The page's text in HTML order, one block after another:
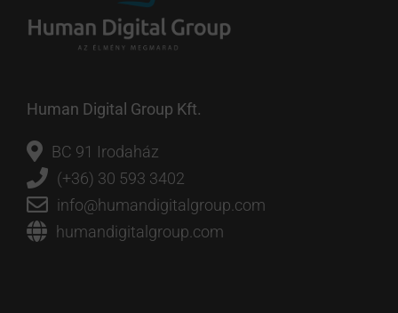
Human Digital Group Kft.
BC 91 Irodaház
(+36) 30 593 3402
info@humandigitalgroup.com
humandigitalgroup.com